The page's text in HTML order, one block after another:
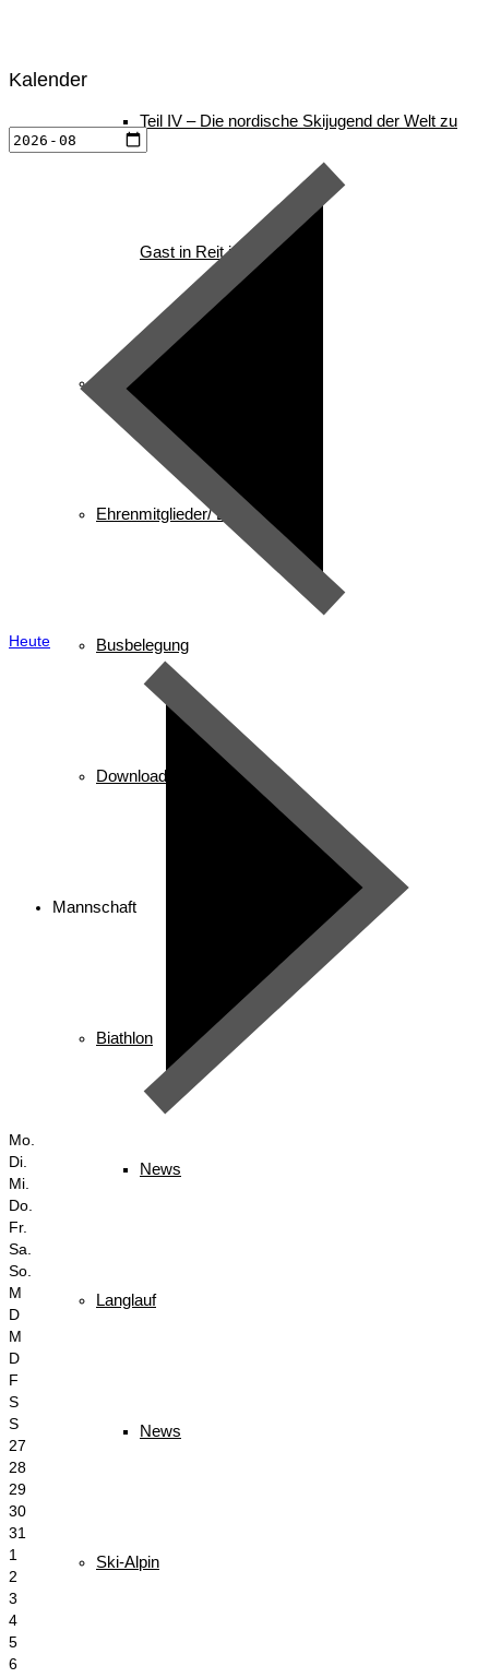
Teil IV – Die nordische Skijugend der Welt zu
Gast in Reit im Winkl
Vorstandschaft
Ehrenmitglieder/ Ehrentafel
Busbelegung
Downloads
Mannschaft
Biathlon
News
Langlauf
News
Ski-Alpin
Kalender
Heute
Mo.
Di.
Mi.
Do.
Fr.
Sa.
So.
M
D
M
D
F
S
S
27
28
29
30
31
1
2
3
4
5
6